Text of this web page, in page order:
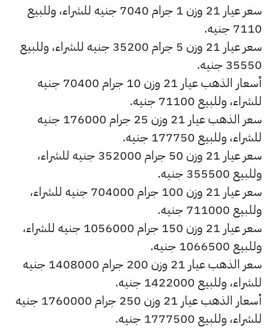
سعر عيار 21 وزن 1 جرام 7040 جنيه للشراء، وللبيع
7110 جنيه.
سعر عيار 21 وزن 5 جرام 35200 جنيه للشراء، وللبيع
35550 جنيه.
أسعار الذهب عيار 21 وزن 10 جرام 70400 جنيه
للشراء، وللبيع 71100 جنيه.
سعر الذهب عيار 21 وزن 25 جرام 176000 جنيه
للشراء، وللبيع 177750 جنيه.
سعر عيار 21 وزن 50 جرام 352000 جنيه للشراء،
وللبيع 355500 جنيه.
سعر عيار 21 وزن 100 جرام 704000 جنيه للشراء،
وللبيع 711000 جنيه.
سعر عيار 21 وزن 150 جرام 1056000 جنيه للشراء،
وللبيع 1066500 جنيه.
سعر الذهب عيار 21 وزن 200 جرام 1408000 جنيه
للشراء، وللبيع 1422000 جنيه.
أسعار الذهب عيار 21 وزن 250 جرام 1760000 جنيه
للشراء، وللبيع 1777500 جنيه.